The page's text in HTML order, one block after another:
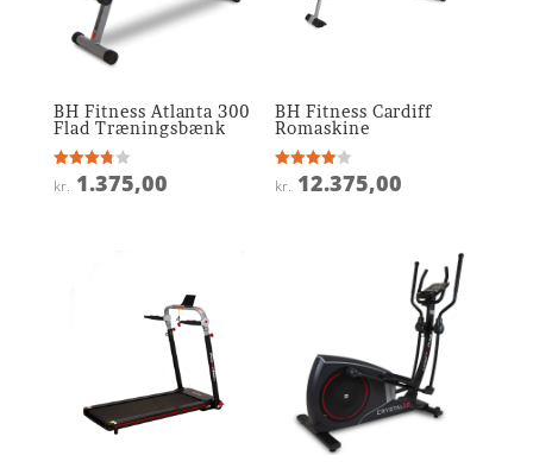
BH Fitness Atlanta 300
Flad Træningsbænk
Vurderet
3.8
kr. 1.375,00
BH Fitness Cardiff
Romaskine
Vurderet
4
kr. 12.375,00